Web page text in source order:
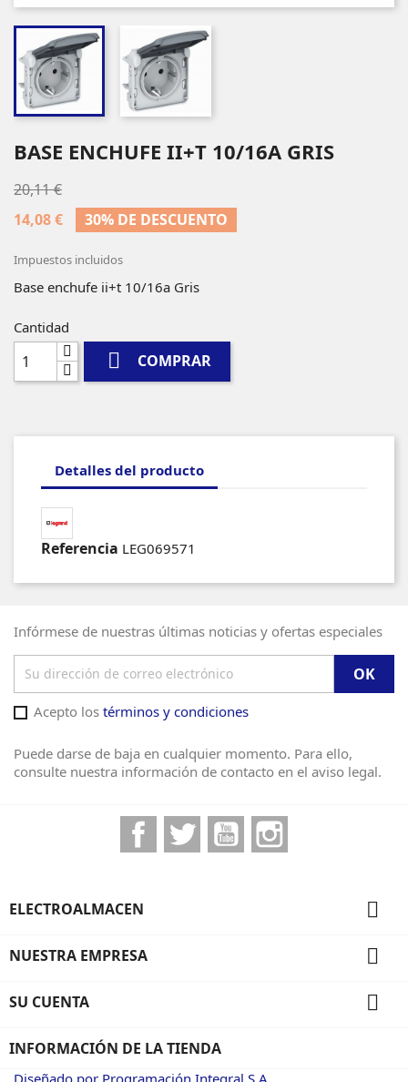
BASE ENCHUFE II+T 10/16A GRIS
20,11 €
14,08 €
30% DE DESCUENTO
Impuestos incluidos
Base enchufe ii+t 10/16a Gris
Cantidad
 COMPRAR
Detalles del producto
Referencia LEG069571
Infórmese de nuestras últimas noticias y ofertas especiales
Acepto los términos y condiciones
Puede darse de baja en cualquier momento. Para ello,
consulte nuestra información de contacto en el aviso legal.
FacebookTwitter YouTube
ELECTROALMACEN 
NUESTRA EMPRESA 
SU CUENTA 
INFORMACIÓN DE LA TIENDA
Diseñado por Programación Integral S.A.